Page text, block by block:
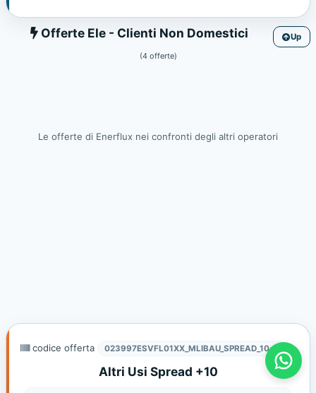
Ele
Offerte Ele - Clienti Non Domestici
Up
(4 offerte)
Le offerte di Enerflux nei confronti degli altri operatori
codice offerta 023997ESVFL01XX_MLIBAU_SPREAD_10
Altri Usi Spread +10
Offerte Gas E Luce - Prometheas